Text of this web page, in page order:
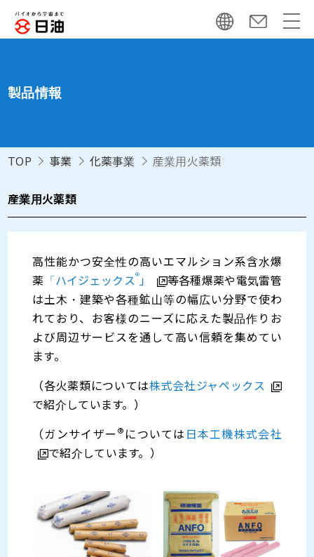
製品情報
TOP 事業 化薬事業 産業用火薬類
産業用火薬類
高性能かつ安全性の高いエマルション系含水爆
薬 「ハイジェックス®」
等各種爆薬や電気雷管
は土木・建築や各種鉱山等の幅広い分野で使わ
れており、お客様のニーズに応えた製品作りお
よび周辺サービスを通して高い信頼を集めてい
ます。
（各火薬類については株式会社ジャペックス
で紹介しています。）
（ガンサイザー ® については 日本工機株式会社
で紹介しています。）